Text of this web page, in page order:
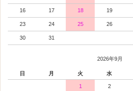
16 17 18 19
23 24 25 26
30 31
2026年9月
日 月 火 水
1 2